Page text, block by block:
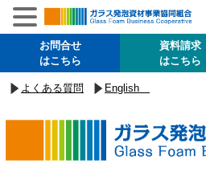
お問合せ
はこちら
資料請求
はこちら
よくある質問 English